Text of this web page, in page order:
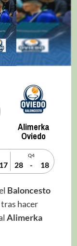
Alimerka
Oviedo
17
Q4
28 - 18
Baloncesto
hacer
Alimerka